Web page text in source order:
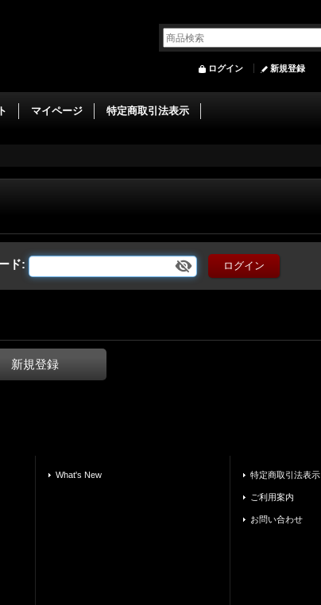
ログイン 新規登録
マイページ 特定商取引法表示
ド:
新規登録
What's New 特定商取引法表示
ご利用案内
お問い合わせ